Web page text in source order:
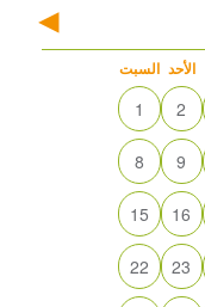
السبت الأحد
1 2
8 9
15 16
22 23